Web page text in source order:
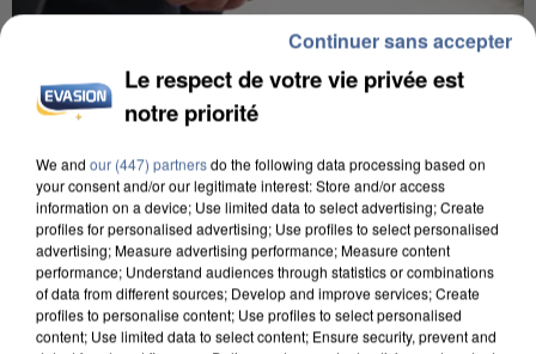
Un second cadre de la DZ Mafia interpellé en
Algérie
Un cofondateur du réseau avait été interpellé
quelques jours plus tôt.
Le respect de votre vie privée est
notre priorité
We and our (447) partnersdo the following data processing based on
your consent and/or our legitimate interest: Store and/or access
information on a device; Use limited data to select advertising; Create
profiles for personalised advertising; Use profiles to select personalised
advertising; Measure advertising performance; Measure content
performance; Understand audiences through statistics or combinations
of data from different sources; Develop and improve services; Create
profiles to personalise content; Use profiles to select personalised
content; Use limited data to select content; Ensure security, prevent and
Continuer sans accepter